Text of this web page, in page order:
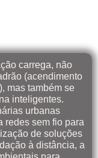
carrega, não
(acendimento
mas também se
inteligentes.
urbanas
redes sem fio para
de soluções
à distância, a